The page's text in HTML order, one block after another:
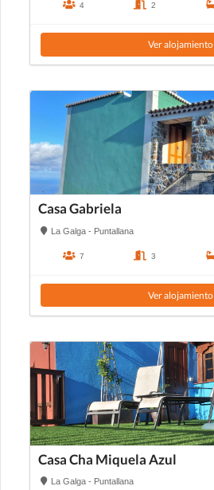
4 2
Ver alojamiento
Casa Gabriela
La Galga - Puntallana
7 3
Ver alojamiento
Casa Cha Miquela Azul
La Galga - Puntallana